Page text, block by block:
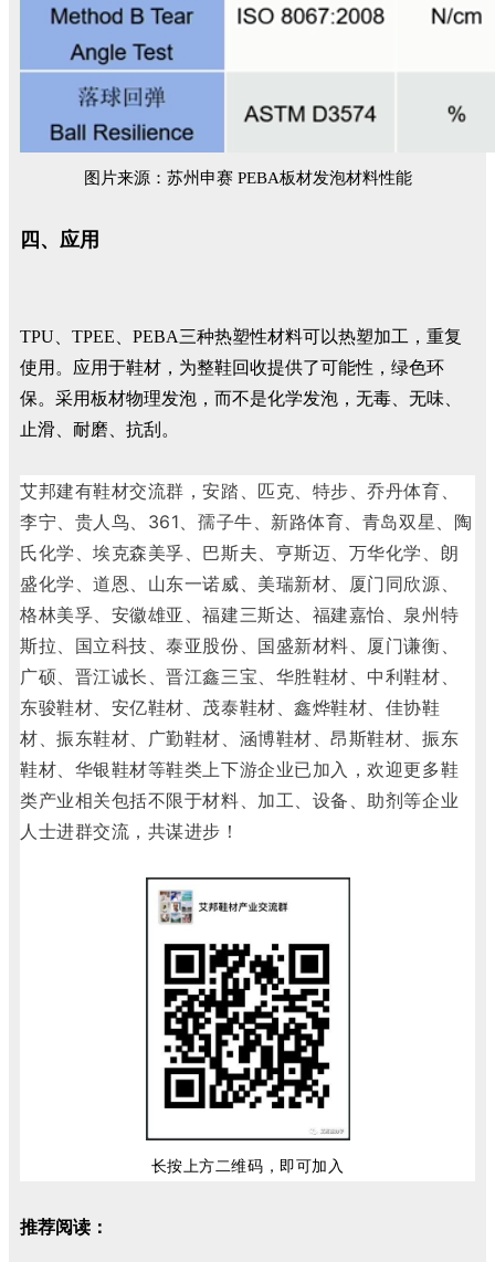
图片来源：苏州申赛 PEBA板材发泡材料性能
四、应用
TPU、TPEE、PEBA三种热塑性材料可以热塑加工，重复
使用。应用于鞋材，为整鞋回收提供了可能性，绿色环
保。采用板材物理发泡，而不是化学发泡，无毒、无味、
止滑、耐磨、抗刮。
艾邦建有鞋材交流群，安踏、匹克、特步、乔丹体育、
李宁、贵人鸟、361、孺子牛、新路体育、青岛双星、陶
氏化学、埃克森美孚、巴斯夫、亨斯迈、万华化学、朗
盛化学、道恩、山东一诺威、美瑞新材、厦门同欣源、
格林美孚、安徽雄亚、福建三斯达、福建嘉怡、泉州特
斯拉、国立科技、泰亚股份、国盛新材料、厦门谦衡、
广硕、晋江诚长、晋江鑫三宝、华胜鞋材、中利鞋材、
东骏鞋材、安亿鞋材、茂泰鞋材、鑫烨鞋材、佳协鞋
材、振东鞋材、广勤鞋材、涵博鞋材、昂斯鞋材、振东
鞋材、华银鞋材等鞋类上下游企业已加入，欢迎更多鞋
类产业相关包括不限于材料、加工、设备、助剂等企业
人士进群交流，共谋进步！
长按上方二维码，即可加入
推荐阅读：